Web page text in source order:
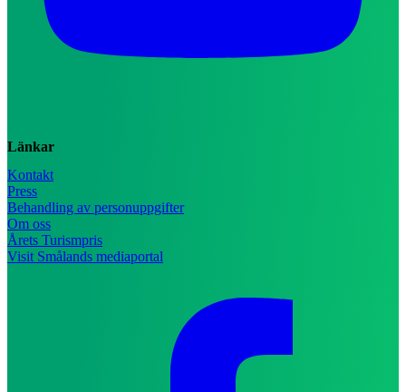
Länkar
Kontakt
Press
Behandling av personuppgifter
Om oss
Årets Turismpris
Visit Smålands mediaportal